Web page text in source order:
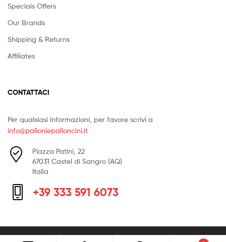
Speciais Offers
Our Brands
Shipping & Returns
Affiliates
CONTATTACI
Per qualsiasi informazioni, per favore scrivi a
info@palloniepalloncini.it
Piazza Patini, 22
67031 Castel di Sangro (AQ)
Italia
+39 333 591 6073